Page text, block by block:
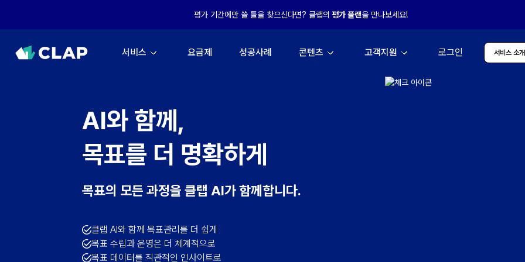
평가 기간에만 쓸 툴을 찾으신다면? 클랩의 평가 플랜을 만나보세요!
서비스 요금제 성공사례 콘텐츠 고객지원 로그인 서비스 소
AI와 함께,
목표를 더 명확하게
목표의 모든 과정을 클랩 AI가 함께합니다.
클랩 AI와 함께 목표관리를 더 쉽게
목표 수립과 운영은 더 체계적으로
목표 데이터를 직관적인 인사이트로